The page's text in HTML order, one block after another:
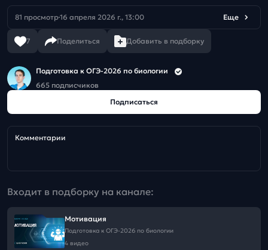
81 просмотр16 апреля 2026 г., 13:00 Еще
7 Поделиться Добавить в подборку
Подготовка к ОГЭ-2026 по биологии
665 подписчиков
Подписаться
Комментарии
Входит в подборку на канале:
Мотивация
Подготовка к ОГЭ-2026 по биологии
4 видео